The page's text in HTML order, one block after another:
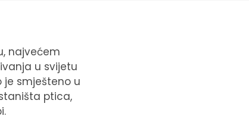
najvećem
u svijetu
je smješteno u
ptica,